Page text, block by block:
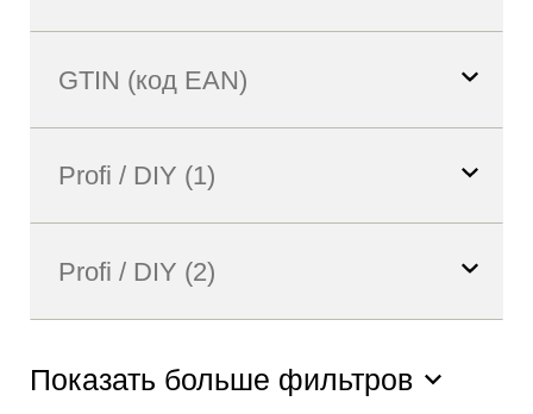
Показать больше фильтров